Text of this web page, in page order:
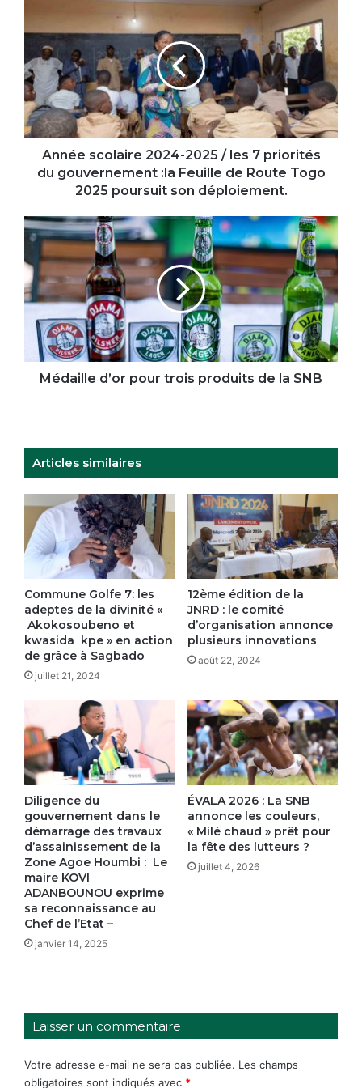
2024-
2025
/
les
7
priorités
du
gouvernement
Route
Togo
2025
poursuit
son
déploiement.
Année scolaire 2024-2025 / les 7 priorités
du gouvernement :la Feuille de Route Togo
2025 poursuit son déploiement.
Médaille
d’or
pour
trois
produits
de
SNB
Médaille d’or pour trois produits de la SNB
Articles similaires
Commune Golfe 7: les
adeptes de la divinité «
Akokosoubeno et
kwasida kpe » en action
de grâce à Sagbado
juillet 21, 2024
12ème édition de la
JNRD : le comité
d’organisation annonce
plusieurs innovations
août 22, 2024
Diligence du
gouvernement dans le
démarrage des travaux
d’assainissement de la
Zone Agoe Houmbi : Le
maire KOVI
ADANBOUNOU exprime
sa reconnaissance au
Chef de l’Etat –
janvier 14, 2025
‎ÉVALA 2026 : La SNB
annonce les couleurs,
« Milé chaud » prêt pour
la fête des lutteurs ?
juillet 4, 2026
Laisser un commentaire
Votre adresse e-mail ne sera pas publiée. Les champs
obligatoires sont indiqués avec *